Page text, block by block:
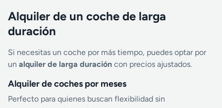
Alquiler de un coche de larga
duración
Si necesitas un coche por más tiempo, puedes optar por
un alquiler de larga duración con precios ajustados.
Alquiler de coches por meses
Perfecto para quienes buscan flexibilidad sin